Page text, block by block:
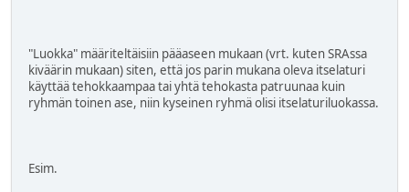
"Luokka" määriteltäisiin pääaseen mukaan (vrt. kuten SRAssa
kiväärin mukaan) siten, että jos parin mukana oleva itselaturi
käyttää tehokkaampaa tai yhtä tehokasta patruunaa kuin
ryhmän toinen ase, niin kyseinen ryhmä olisi itselaturiluokassa.
Esim.